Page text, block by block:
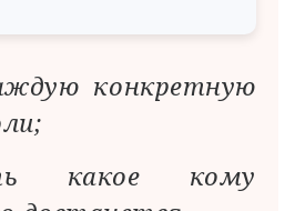
конкретную
какое кому